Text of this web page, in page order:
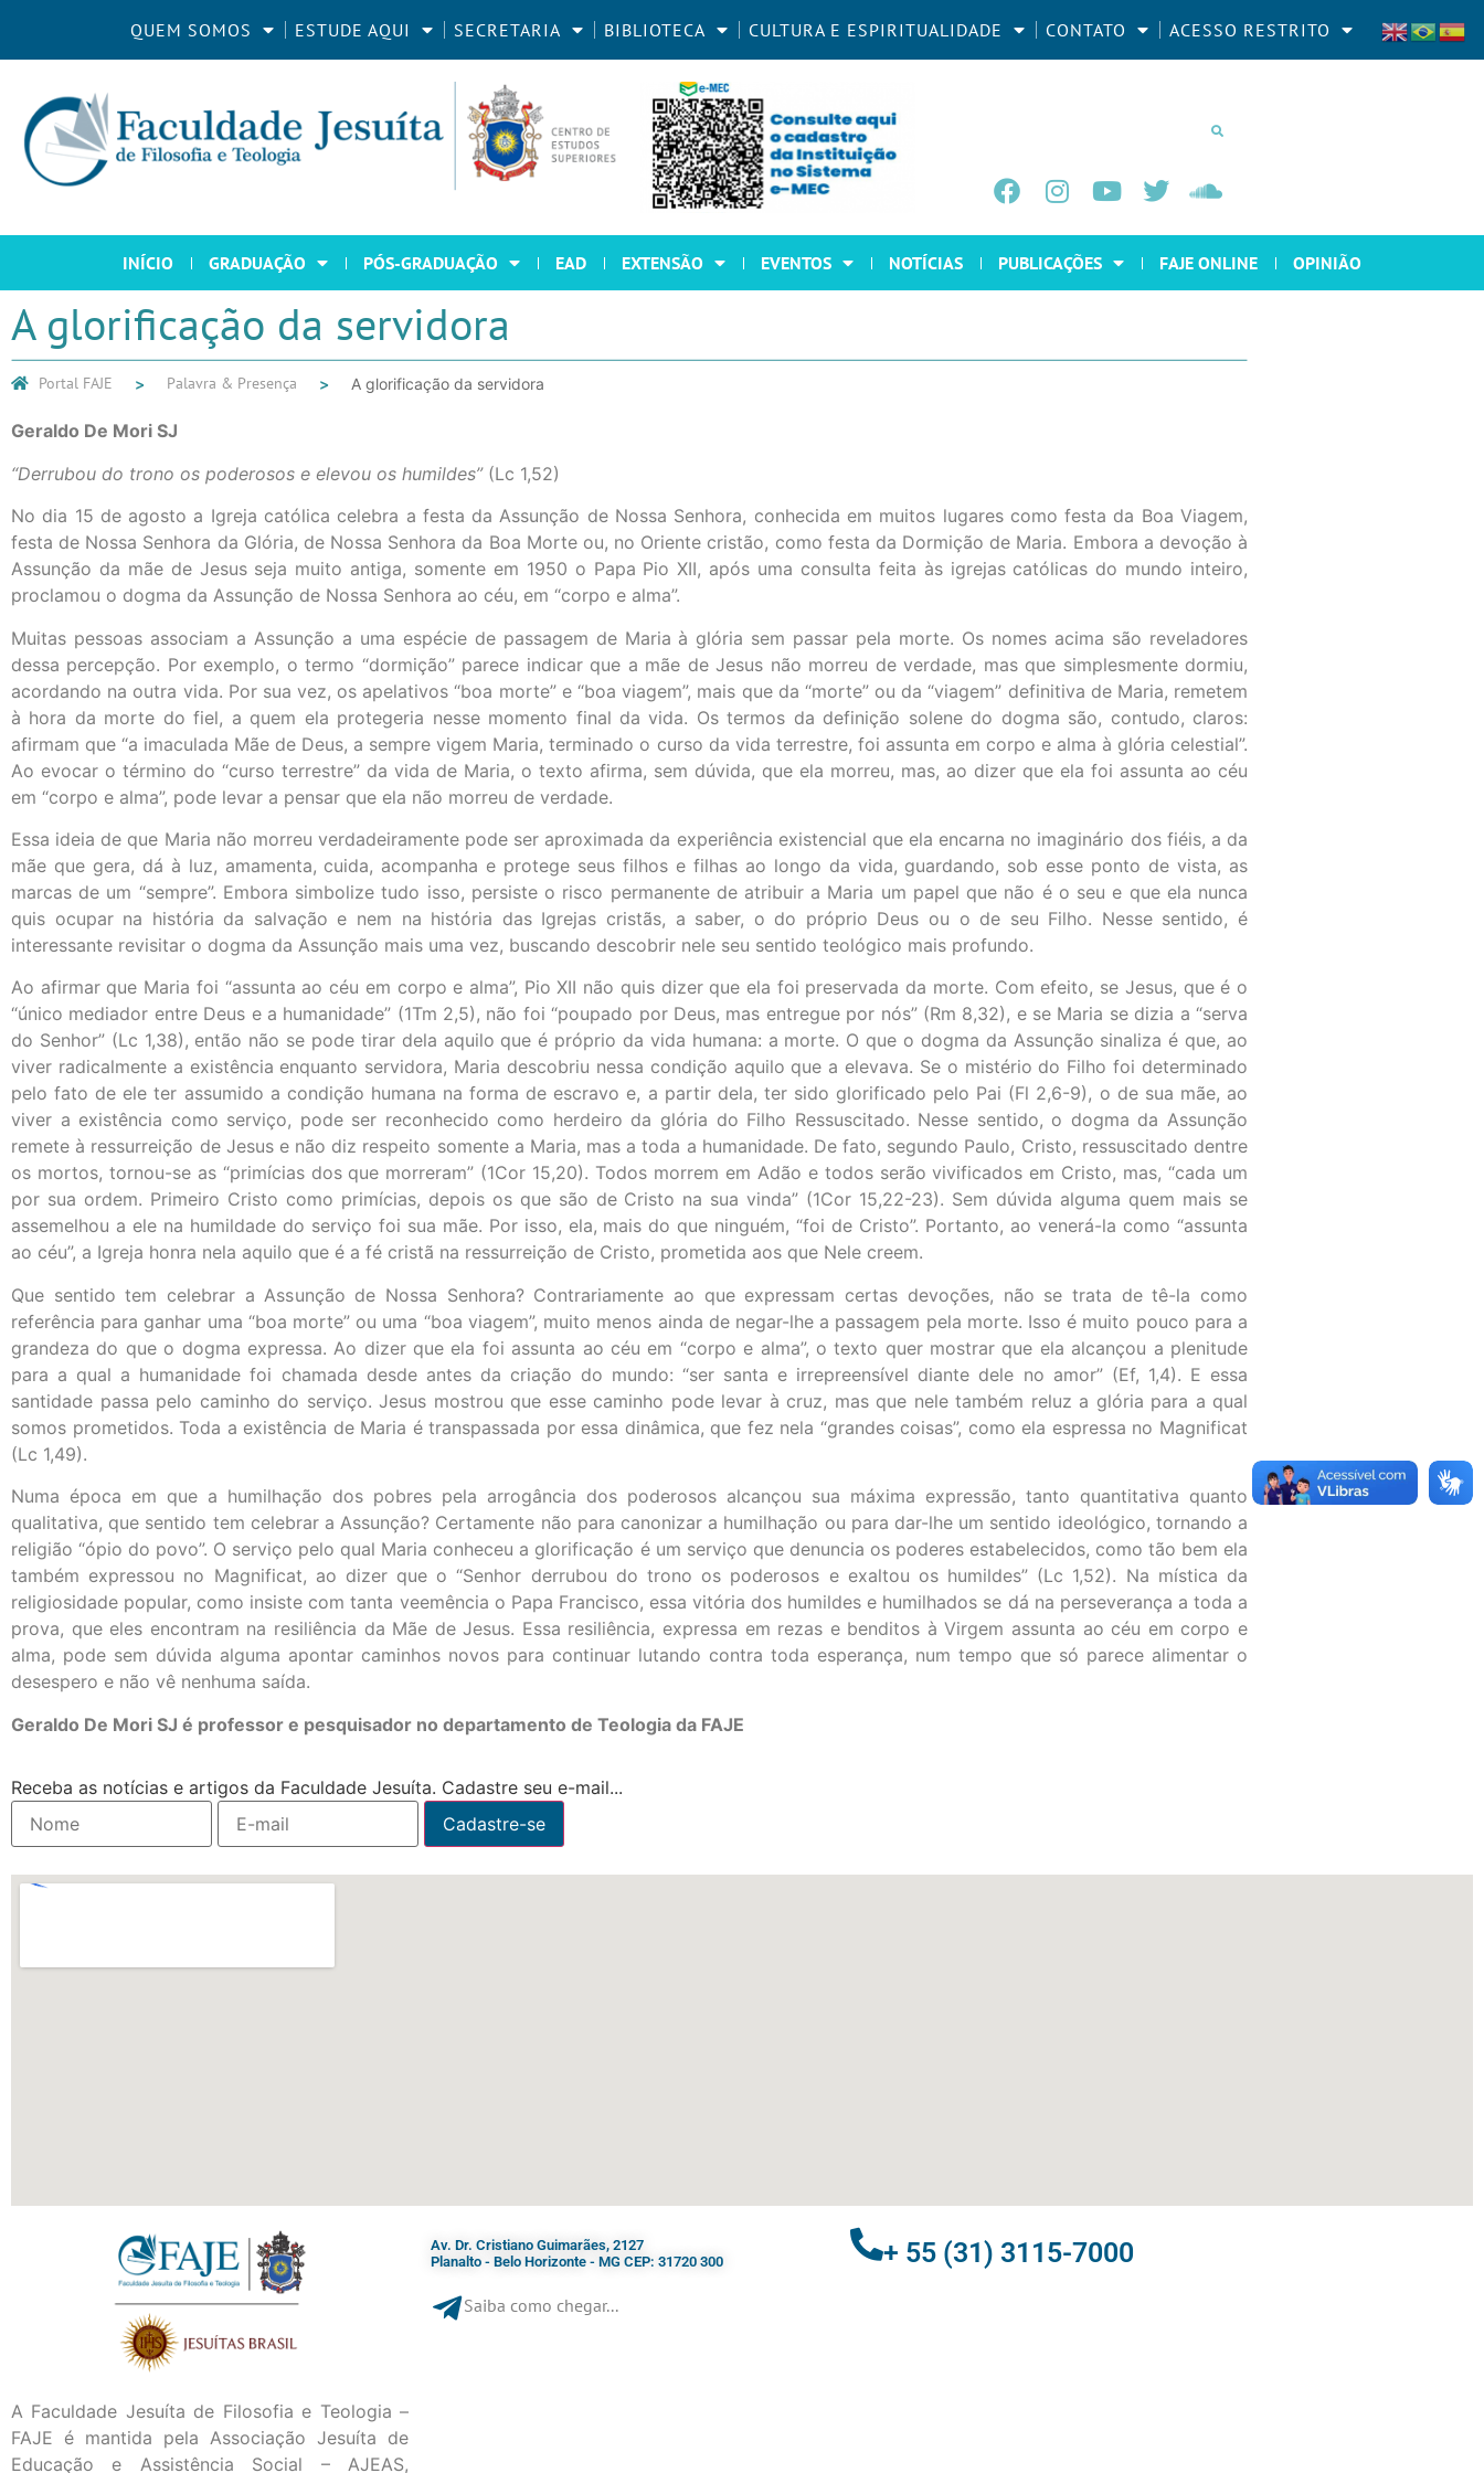
QUEM SOMOS ESTUDE AQUI SECRETARIA BIBLIOTECA CULTURA E ESPIRITUALIDADE CONTATO ACESSO RESTRITO
INÍCIO GRADUAÇÃO PÓS-GRADUAÇÃO EAD EXTENSÃO EVENTOS NOTÍCIAS PUBLICAÇÕES FAJE ONLINE OPINIÃO
A glorificação da servidora
Portal FAJE Palavra & Presença A glorificação da servidora
Geraldo De Mori SJ
“Derrubou do trono os poderosos e elevou os humildes” (Lc 1,52)
No dia 15 de agosto a Igreja católica celebra a festa da Assunção de Nossa Senhora, conhecida em muitos lugares como festa da Boa Viagem,
festa de Nossa Senhora da Glória, de Nossa Senhora da Boa Morte ou, no Oriente cristão, como festa da Dormição de Maria. Embora a devoção à
Assunção da mãe de Jesus seja muito antiga, somente em 1950 o Papa Pio XII, após uma consulta feita às igrejas católicas do mundo inteiro,
proclamou o dogma da Assunção de Nossa Senhora ao céu, em “corpo e alma”.
Muitas pessoas associam a Assunção a uma espécie de passagem de Maria à glória sem passar pela morte. Os nomes acima são reveladores
dessa percepção. Por exemplo, o termo “dormição” parece indicar que a mãe de Jesus não morreu de verdade, mas que simplesmente dormiu,
acordando na outra vida. Por sua vez, os apelativos “boa morte” e “boa viagem”, mais que da “morte” ou da “viagem” definitiva de Maria, remetem
à hora da morte do fiel, a quem ela protegeria nesse momento final da vida. Os termos da definição solene do dogma são, contudo, claros:
afirmam que “a imaculada Mãe de Deus, a sempre vigem Maria, terminado o curso da vida terrestre, foi assunta em corpo e alma à glória celestial”.
Ao evocar o término do “curso terrestre” da vida de Maria, o texto afirma, sem dúvida, que ela morreu, mas, ao dizer que ela foi assunta ao céu
em “corpo e alma”, pode levar a pensar que ela não morreu de verdade.
Essa ideia de que Maria não morreu verdadeiramente pode ser aproximada da experiência existencial que ela encarna no imaginário dos fiéis, a da
mãe que gera, dá à luz, amamenta, cuida, acompanha e protege seus filhos e filhas ao longo da vida, guardando, sob esse ponto de vista, as
marcas de um “sempre”. Embora simbolize tudo isso, persiste o risco permanente de atribuir a Maria um papel que não é o seu e que ela nunca
quis ocupar na história da salvação e nem na história das Igrejas cristãs, a saber, o do próprio Deus ou o de seu Filho. Nesse sentido, é
interessante revisitar o dogma da Assunção mais uma vez, buscando descobrir nele seu sentido teológico mais profundo.
Ao afirmar que Maria foi “assunta ao céu em corpo e alma”, Pio XII não quis dizer que ela foi preservada da morte. Com efeito, se Jesus, que é o
“único mediador entre Deus e a humanidade” (1Tm 2,5), não foi “poupado por Deus, mas entregue por nós” (Rm 8,32), e se Maria se dizia a “serva
do Senhor” (Lc 1,38), então não se pode tirar dela aquilo que é próprio da vida humana: a morte. O que o dogma da Assunção sinaliza é que, ao
viver radicalmente a existência enquanto servidora, Maria descobriu nessa condição aquilo que a elevava. Se o mistério do Filho foi determinado
pelo fato de ele ter assumido a condição humana na forma de escravo e, a partir dela, ter sido glorificado pelo Pai (Fl 2,6-9), o de sua mãe, ao
viver a existência como serviço, pode ser reconhecido como herdeiro da glória do Filho Ressuscitado. Nesse sentido, o dogma da Assunção
remete à ressurreição de Jesus e não diz respeito somente a Maria, mas a toda a humanidade. De fato, segundo Paulo, Cristo, ressuscitado dentre
os mortos, tornou-se as “primícias dos que morreram” (1Cor 15,20). Todos morrem em Adão e todos serão vivificados em Cristo, mas, “cada um
por sua ordem. Primeiro Cristo como primícias, depois os que são de Cristo na sua vinda” (1Cor 15,22-23). Sem dúvida alguma quem mais se
assemelhou a ele na humildade do serviço foi sua mãe. Por isso, ela, mais do que ninguém, “foi de Cristo”. Portanto, ao venerá-la como “assunta
ao céu”, a Igreja honra nela aquilo que é a fé cristã na ressurreição de Cristo, prometida aos que Nele creem.
Que sentido tem celebrar a Assunção de Nossa Senhora? Contrariamente ao que expressam certas devoções, não se trata de tê-la como
referência para ganhar uma “boa morte” ou uma “boa viagem”, muito menos ainda de negar-lhe a passagem pela morte. Isso é muito pouco para a
grandeza do que o dogma expressa. Ao dizer que ela foi assunta ao céu em “corpo e alma”, o texto quer mostrar que ela alcançou a plenitude
para a qual a humanidade foi chamada desde antes da criação do mundo: “ser santa e irrepreensível diante dele no amor” (Ef, 1,4). E essa
santidade passa pelo caminho do serviço. Jesus mostrou que esse caminho pode levar à cruz, mas que nele também reluz a glória para a qual
somos prometidos. Toda a existência de Maria é transpassada por essa dinâmica, que fez nela “grandes coisas”, como ela espressa no Magnificat
(Lc 1,49).
Numa época em que a humilhação dos pobres pela arrogância dos poderosos alcançou sua máxima expressão, tanto quantitativa quanto
qualitativa, que sentido tem celebrar a Assunção? Certamente não para canonizar a humilhação ou para dar-lhe um sentido ideológico, tornando a
religião “ópio do povo”. O serviço pelo qual Maria conheceu a glorificação é um serviço que denuncia os poderes estabelecidos, como tão bem ela
também expressou no Magnificat, ao dizer que o “Senhor derrubou do trono os poderosos e exaltou os humildes” (Lc 1,52). Na mística da
religiosidade popular, como insiste com tanta veemência o Papa Francisco, essa vitória dos humildes e humilhados se dá na perseverança a toda a
prova, que eles encontram na resiliência da Mãe de Jesus. Essa resiliência, expressa em rezas e benditos à Virgem assunta ao céu em corpo e
alma, pode sem dúvida alguma apontar caminhos novos para continuar lutando contra toda esperança, num tempo que só parece alimentar o
desespero e não vê nenhuma saída.
Geraldo De Mori SJ é professor e pesquisador no departamento de Teologia da FAJE
Receba as notícias e artigos da Faculdade Jesuíta. Cadastre seu e-mail...
A Faculdade Jesuíta de Filosofia e Teologia –
FAJE é mantida pela Associação Jesuíta de
Educação e Assistência Social – AJEAS,
Av. Dr. Cristiano Guimarães, 2127
Planalto - Belo Horizonte - MG CEP: 31720 300
Saiba como chegar...
+ 55 (31) 3115-7000​